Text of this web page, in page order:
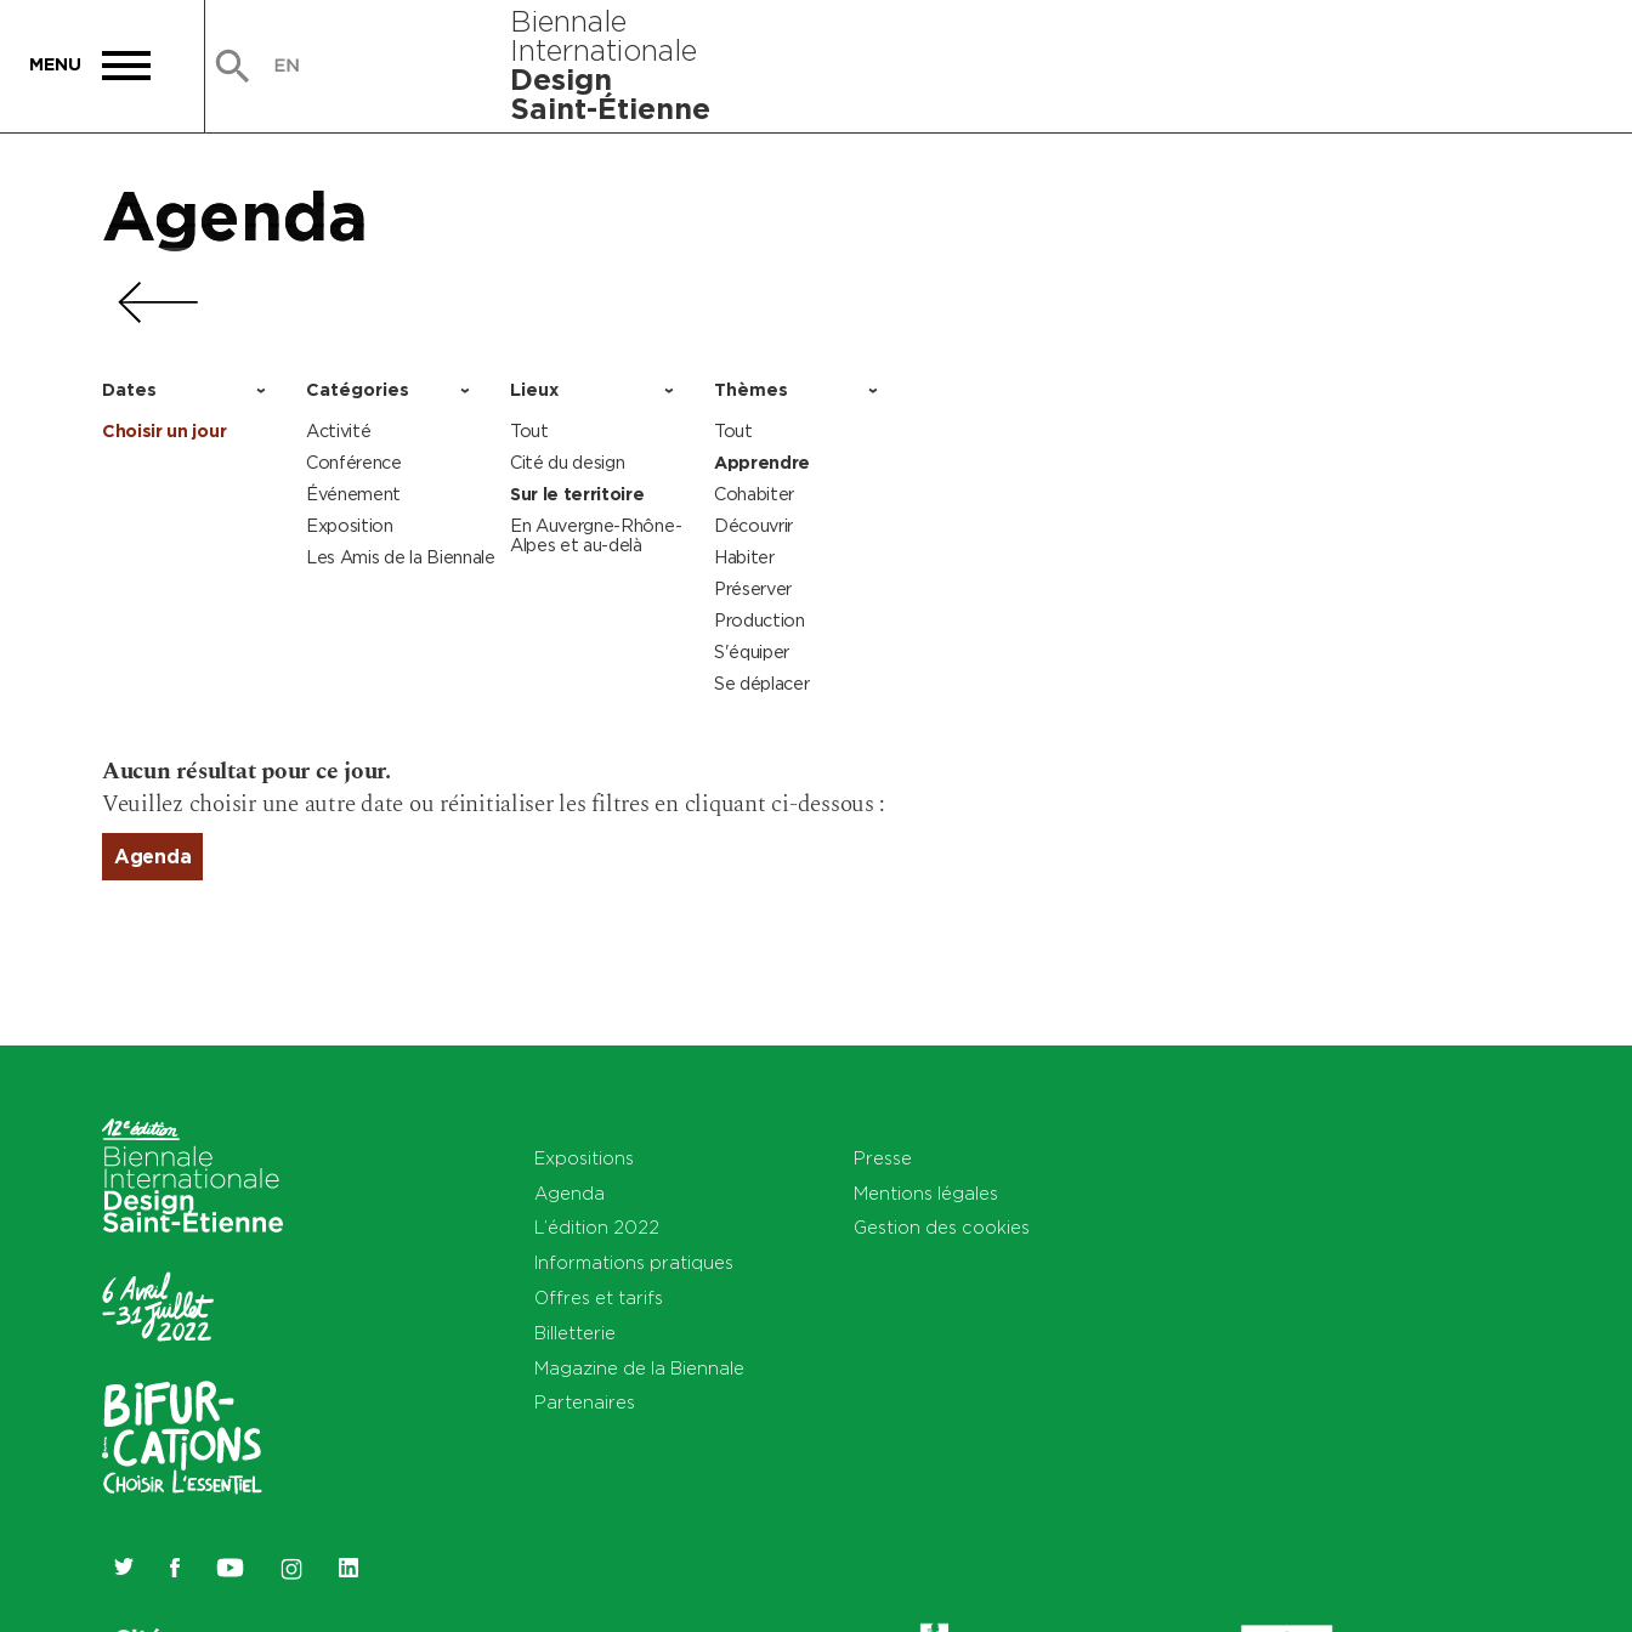
Biennale
Internationale
Design
Saint-Étienne
Agenda
Agenda
Agenda
Agenda
Dates
Choisir un jour
Catégories
Activité
Conférence
Événement
Exposition
Les Amis de la Biennale
Lieux
Tout
Cité du design
Sur le territoire
En Auvergne-Rhône-
Alpes et au-delà
Thèmes
Tout
Apprendre
Cohabiter
Découvrir
Habiter
Préserver
Production
S'équiper
Se déplacer
Aucun résultat pour ce jour.
Veuillez choisir une autre date ou réinitialiser les filtres en cliquant ci-dessous :
Agenda
Expositions
Agenda
L’édition 2022
Informations pratiques
Offres et tarifs
Billetterie
Magazine de la Biennale
Partenaires
Presse
Mentions légales
Gestion des cookies